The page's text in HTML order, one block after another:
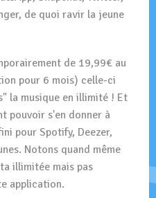
de quoi ravir la jeune
de 19,99€ au
pour 6 mois) celle-ci
la musique en illimité ! Et
pouvoir s'en donner à
pour Spotify, Deezer,
Notons quand même
illimitée mais pas
application.